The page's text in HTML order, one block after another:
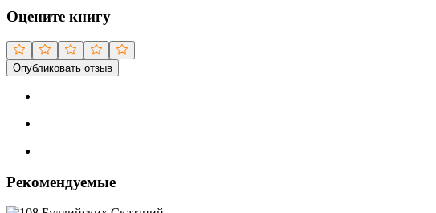
Оцените книгу
Опубликовать отзыв
Рекомендуемые